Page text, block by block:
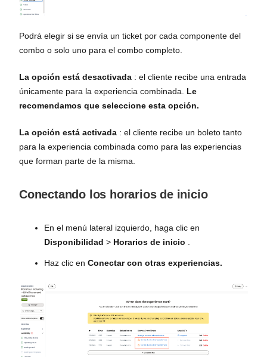
Podrá elegir si se envía un ticket por cada componente del
combo o solo uno para el combo completo.
La opción está desactivada : el cliente recibe una entrada
únicamente para la experiencia combinada. Le
recomendamos que seleccione esta opción.
La opción está activada : el cliente recibe un boleto tanto
para la experiencia combinada como para las experiencias
que forman parte de la misma.
Conectando los horarios de inicio
En el menú lateral izquierdo, haga clic en
Disponibilidad > Horarios de inicio .
Haz clic en Conectar con otras experiencias.